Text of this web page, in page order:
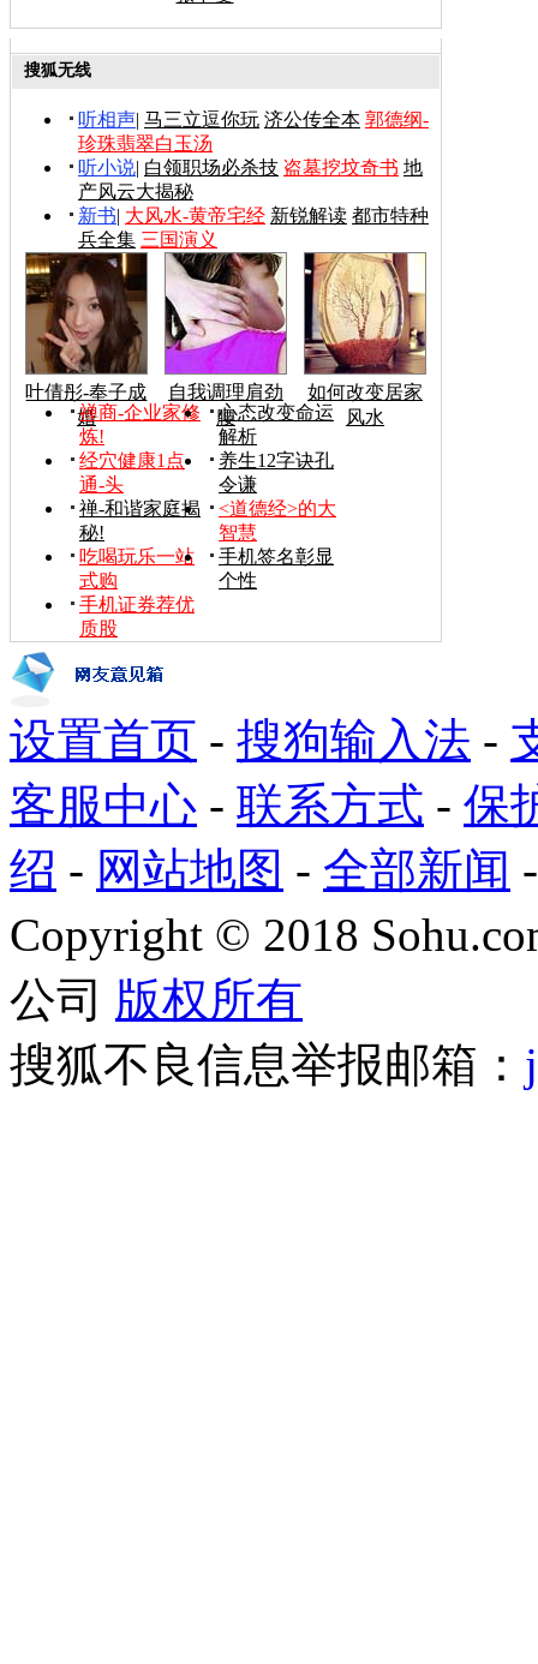
搜狐无线
听相声| 马三立逗你玩 济公传全本 郭德纲-
珍珠翡翠白玉汤
听小说| 白领职场必杀技 盗墓挖坟奇书 地
产风云大揭秘
新书| 大风水-黄帝宅经 新锐解读 都市特种
兵全集 三国演义
叶倩彤-奉子成
婚
自我调理肩劲
腰
如何改变居家
风水
禅商-企业家修
炼!
心态改变命运
解析
经穴健康1点
通-头
养生12字诀孔
令谦
禅-和谐家庭揭
秘!
<道德经>的大
智慧
吃喝玩乐一站
式购
手机签名彰显
个性
手机证券荐优
质股
设置首页 - 搜狗输入法 -
客服中心 - 联系方式 - 保
绍 - 网站地图 - 全部新闻
Copyright © 2018
公司 版权所有
搜狐不良信息举报邮箱：